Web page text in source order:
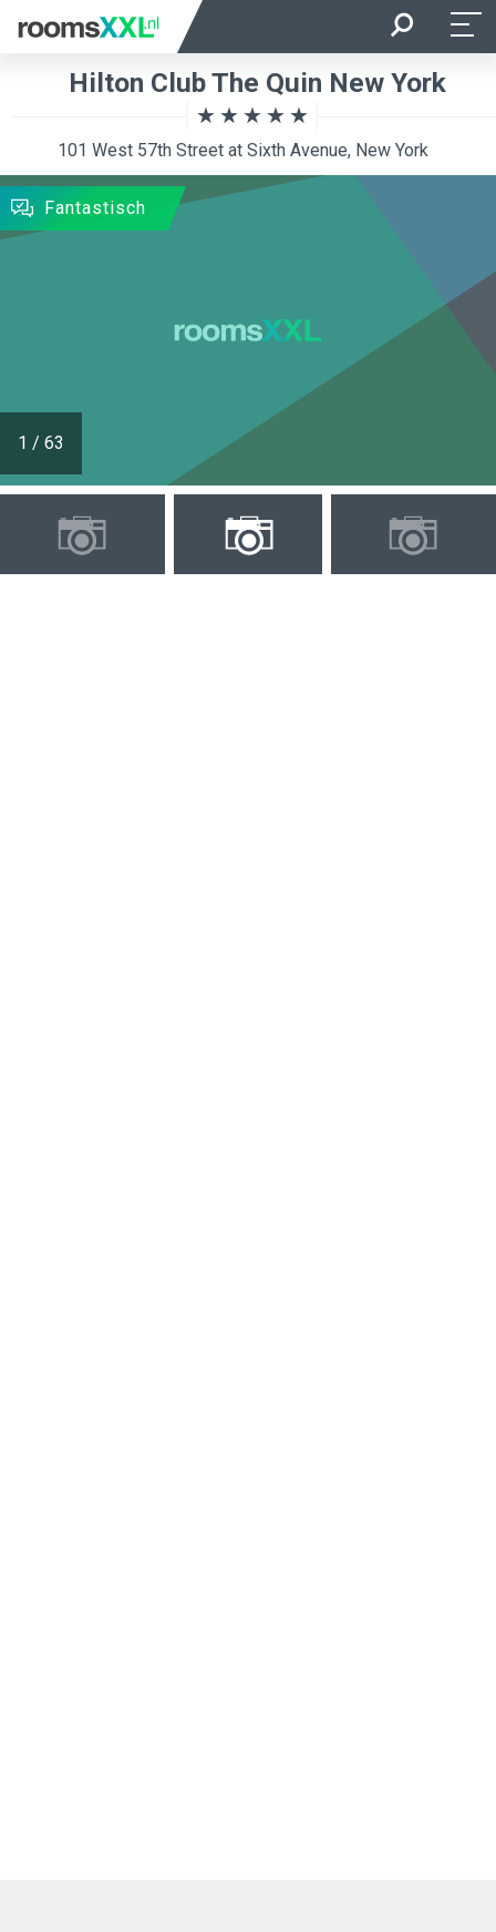
Ligging van de kamer Kamer
ZOEKEN
Hilton Club The Quin New York
101 West 57th Street at Sixth Avenue, New York
1 / 63
Fantastisch